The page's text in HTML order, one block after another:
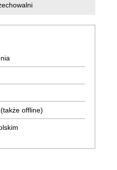
offline)